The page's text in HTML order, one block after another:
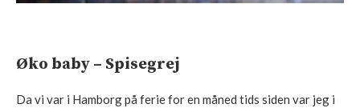
Øko baby – Spisegrej
Da vi var i Hamborg på ferie for en måned tids siden var jeg i